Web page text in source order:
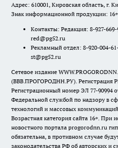
Адрес: 610001, Кировская область, г.
Знак информационной продукции: 16+
Контакты: Редакция: 8-927-
red@pg52.ru
Рекламный отдел: 8-920-004-
st@pg52.ru
Сетевое издание
(ВВВ.ПРОГОРОДНН.РУ). Регистрация
Регистрационный номер ЭЛ 77-90994
Федеральной службой по надзору в
технологий и массовых
Возрастная категория сайта 16+. При
новостного портала progorodnn.ru
обязательна, в противном случае
законодательства РФ об авторских и